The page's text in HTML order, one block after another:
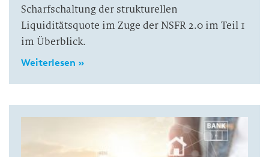
Scharfschaltung der strukturellen
Liquiditätsquote im Zuge der NSFR 2.0 im Teil 1
im Überblick.
Weiterlesen »